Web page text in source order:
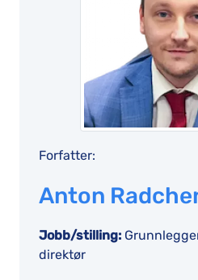
Forfatter:
Anton
Jobb/stilling:
direktør